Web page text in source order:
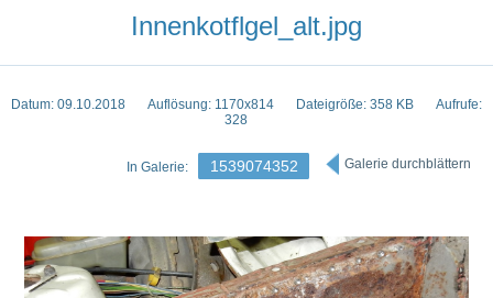
Innenkotflgel_alt.jpg
Datum: 09.10.2018 Auflösung: 1170x814 Dateigröße: 358 KB
Aufrufe:
328
Galerie durchblättern
1539074352
In Galerie: